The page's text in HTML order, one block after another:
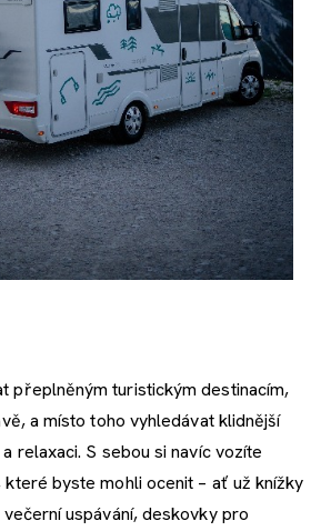
přeplněným turistickým destinacím,
a místo toho vyhledávat klidnější
relaxaci. S sebou si navíc vozíte
byste mohli ocenit – ať už knížky
uspávání, deskovky pro